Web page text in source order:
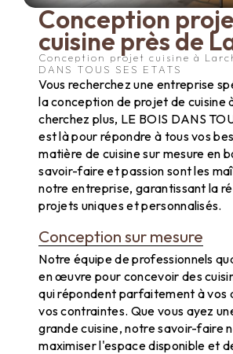
Conception
cuisine près de
Conception projet cuisine à
DANS TOUS SES ETATS
Vous recherchez une entreprise
la conception de projet de cuisine
cherchez plus, LE BOIS DANS
est là pour répondre à tous vos
matière de cuisine sur mesure en
savoir-faire et passion sont les
notre entreprise, garantissant la
projets uniques et personnalisés.
Conception sur mesure
Notre équipe de professionnels
en œuvre pour concevoir des
qui répondent parfaitement à vos
vos contraintes. Que vous ayez
grande cuisine, notre savoir-faire
maximiser l'espace disponible et